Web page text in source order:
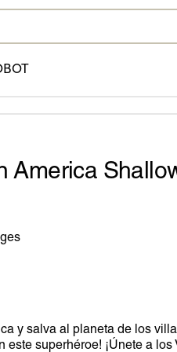
America
y salva al planeta de los
este superhéroe! ¡Únete a los